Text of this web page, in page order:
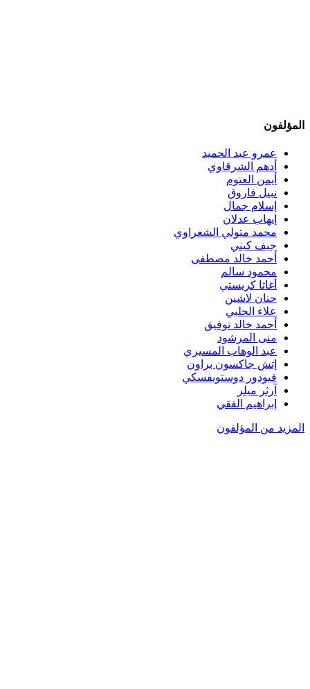
المؤلفون
عمرو عبد الحميد
أدهم الشرقاوي
أيمن العتوم
نبيل فاروق
إسلام جمال
إيهاب عدلان
محمد متولي الشعراوي
جيف كيني
أحمد خالد مصطفى
محمود سالم
أغاثا كريستي
حنان لاشين
علاء الحلبي
أحمد خالد توفيق
منى المرشود
عبد الوهاب المسيري
إتش جاكسون براون
فيودور دوستويفسكي
آرثر ميلر
إبراهيم الفقي
المزيد من المؤلفون